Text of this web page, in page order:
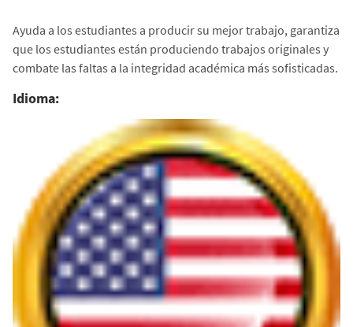
Ayuda a los estudiantes a producir su mejor trabajo, garantiza
que los estudiantes están produciendo trabajos originales y
combate las faltas a la integridad académica más sofisticadas.
Idioma: